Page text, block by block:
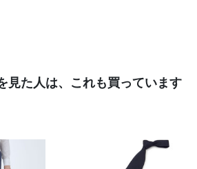
見た人は、これも買っています